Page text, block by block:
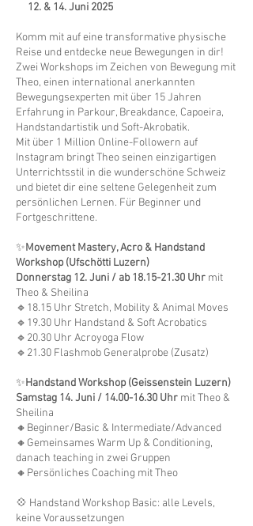
12. & 14. Juni 2025
Komm mit auf eine transformative physische
Reise und entdecke neue Bewegungen in dir!
Zwei Workshops im Zeichen von Bewegung mit
Theo, einen international anerkannten
Bewegungsexperten mit über 15 Jahren
Erfahrung in Parkour, Breakdance, Capoeira,
Handstandartistik und Soft-Akrobatik.
Mit über 1 Million Online-Followern auf
Instagram bringt Theo seinen einzigartigen
Unterrichtsstil in die wunderschöne Schweiz
und bietet dir eine seltene Gelegenheit zum
persönlichen Lernen. Für Beginner und
Fortgeschrittene.
✨Movement Mastery, Acro & Handstand
Workshop (Ufschötti Luzern)
Donnerstag 12. Juni / ab18.15-21.30 Uhr mit
Theo & Sheilina
🔹18.15 Uhr Stretch, Mobility & Animal Moves
🔹19.30 Uhr Handstand & Soft Acrobatics
🔹20.30 Uhr Acroyoga Flow
🔹21.30 Flashmob Generalprobe (Zusatz)
✨Handstand Workshop (Geissenstein Luzern)
Samstag 14. Juni / 14.00-16.30 Uhr mit Theo &
Sheilina
🔸Beginner/Basic & Intermediate/Advanced
🔸Gemeinsames Warm Up & Conditioning,
danach teaching in zwei Gruppen
🔸Persönliches Coaching mit Theo
💠 Handstand Workshop Basic: alle Levels,
keine Voraussetzungen